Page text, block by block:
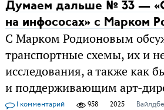
Думаем дальше № 33 —
на инфососах» c Марком
С Марком Родионовым
транспортные схемы, их и
исследования, а также как
и поддерживающим арт-
1 комментарий 958 2025